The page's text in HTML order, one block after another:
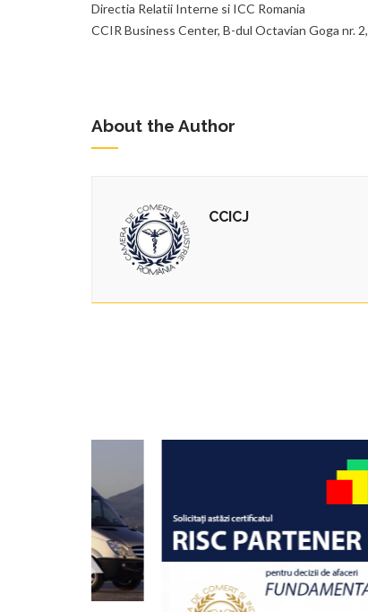
Directia Relatii Interne si ICC Romania
CCIR Business Center, B-dul Octavian Goga nr. 2,
About the Author
CCICJ